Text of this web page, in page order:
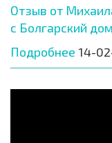
Отзыв от
с Болгарский дом
Подробнее 14-